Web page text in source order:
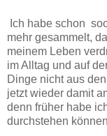
Ich habe schon
mehr gesammelt,
meinem Leben
im Alltag und auf
Dinge nicht aus
jetzt wieder damit
denn früher habe
durchstehen